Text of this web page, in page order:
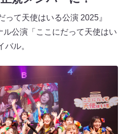
て天使はいる公演 2025』
公演「ここにだって天使はい
ル。